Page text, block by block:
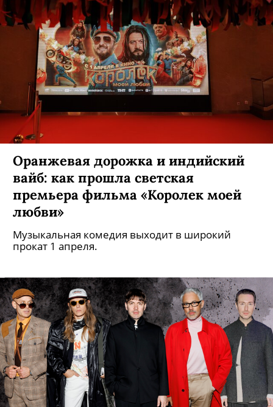
Оранжевая дорожка и индийский
вайб: как прошла светская
премьера фильма «Королек моей
любви»
Музыкальная комедия выходит в широкий
прокат 1 апреля.